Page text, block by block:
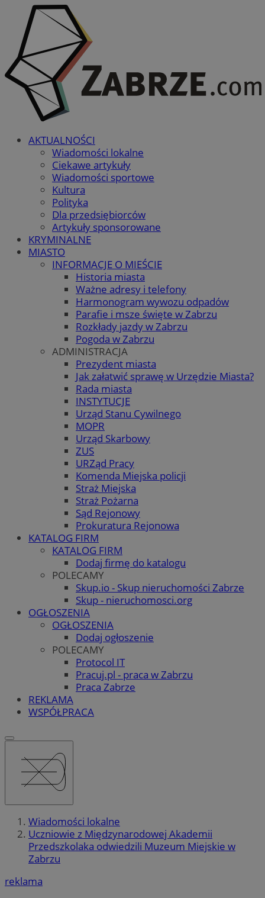
AKTUALNOŚCI
Wiadomości lokalne
Ciekawe artykuły
Wiadomości sportowe
Kultura
Polityka
Dla przedsiębiorców
Artykuły sponsorowane
KRYMINALNE
MIASTO
INFORMACJE O MIEŚCIE
Historia miasta
Ważne adresy i telefony
Harmonogram wywozu odpadów
Parafie i msze święte w Zabrzu
Rozkłady jazdy w Zabrzu
Pogoda w Zabrzu
ADMINISTRACJA
Prezydent miasta
Jak załatwić sprawę w Urzędzie Miasta?
Rada miasta
INSTYTUCJE
Urząd Stanu Cywilnego
MOPR
Urząd Skarbowy
ZUS
URZąd Pracy
Komenda Miejska policji
Straż Miejska
Straż Pożarna
Sąd Rejonowy
Prokuratura Rejonowa
KATALOG FIRM
KATALOG FIRM
Dodaj firmę do katalogu
POLECAMY
Skup.io - Skup nieruchomości Zabrze
Skup - nieruchomosci.org
OGŁOSZENIA
OGŁOSZENIA
Dodaj ogłoszenie
POLECAMY
Protocol IT
Pracuj.pl - praca w Zabrzu
Praca Zabrze
REKLAMA
WSPÓŁPRACA
Wiadomości lokalne
Uczniowie z Międzynarodowej Akademii
Przedszkolaka odwiedzili Muzeum Miejskie w
Zabrzu
reklama